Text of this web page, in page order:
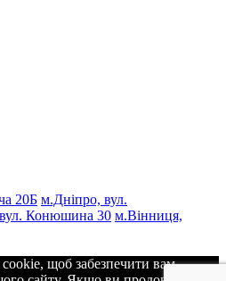
20Б м.Дніпро, вул.
Конюшина 30 м.Вінниця,
щоб забезпечити вам